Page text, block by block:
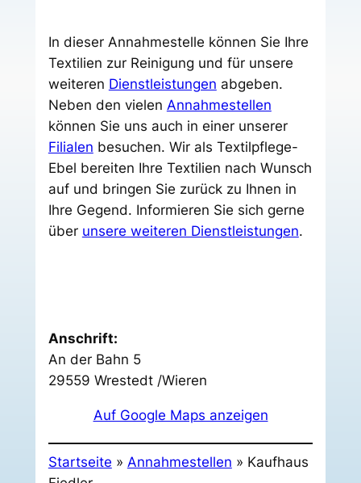
In dieser Annahmestelle können Sie Ihre
Textilien zur Reinigung und für unsere
weiteren Dienstleistungen abgeben.
Neben den vielen Annahmestellen
können Sie uns auch in einer unserer
Filialen besuchen. Wir als Textilpflege-
Ebel bereiten Ihre Textilien nach Wunsch
auf und bringen Sie zurück zu Ihnen in
Ihre Gegend. Informieren Sie sich gerne
über unsere weiteren Dienstleistungen.
Anschrift:
An der Bahn 5
29559 Wrestedt /Wieren
Auf Google Maps anzeigen
Startseite » Annahmestellen » Kaufhaus